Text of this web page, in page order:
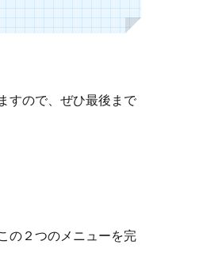
する対処法
る男性もいますよね。人混み
う資格が必要なのですが、電
すので、ぜひ最後まで
の２つのメニューを完